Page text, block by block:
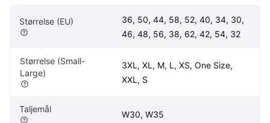
Størrelse (EU)
36, 50, 44, 58, 52, 40, 34, 30,
46, 48, 56, 38, 62, 42, 54, 32
Størrelse (Small-
Large)
3XL, XL, M, L, XS, One Size,
XXL, S
Taljemål
W30, W35